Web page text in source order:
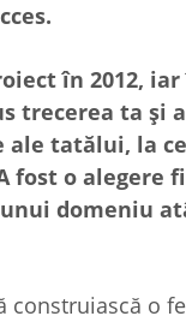
în 2012, iar
trecerea ta și
ale tatălui, la
fost o alegere
domeniu
construiască o